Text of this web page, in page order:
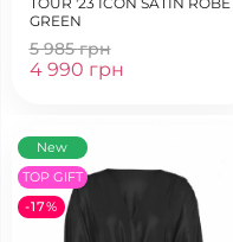
GREEN
5 985 грн
4 990 грн
New
TOP GIFT
-17%